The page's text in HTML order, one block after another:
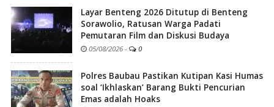
Layar Benteng 2026 Ditutup di Benteng
Sorawolio, Ratusan Warga Padati
Pemutaran Film dan Diskusi Budaya
05/08/2026 - 0
Polres Baubau Pastikan Kutipan Kasi Humas
soal ‘Ikhlaskan’ Barang Bukti Pencurian
Emas adalah Hoaks